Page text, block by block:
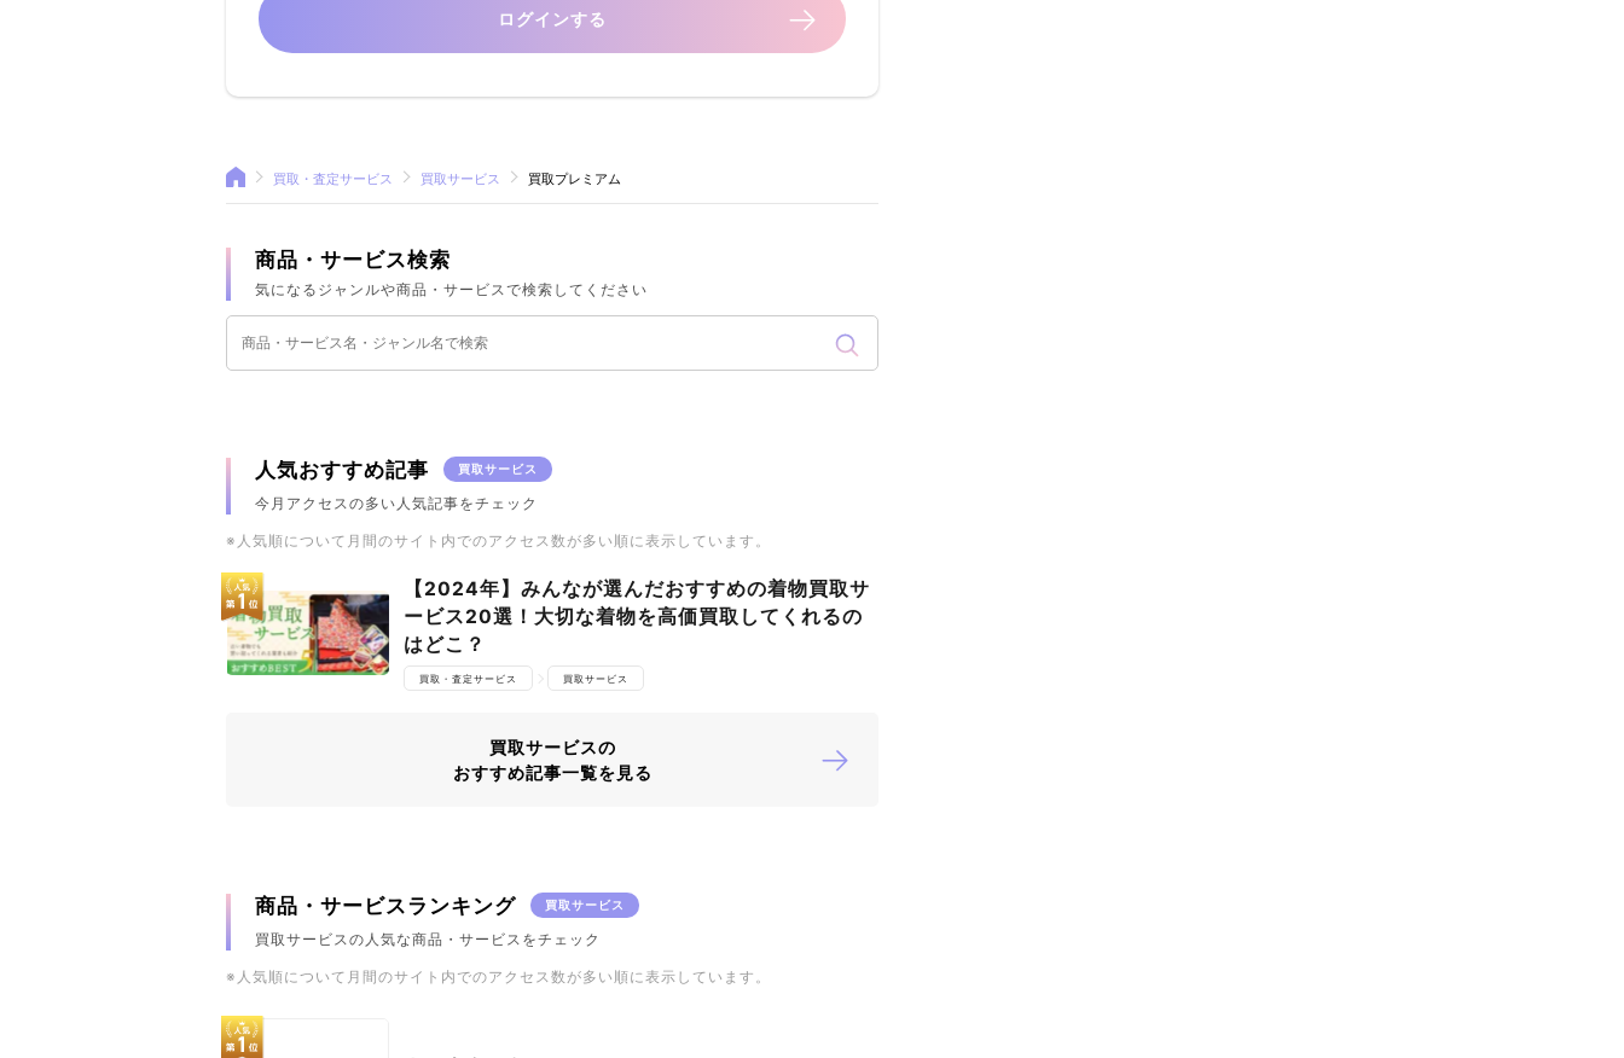
ログインする
買取・査定サービス 買取サービス 買取プレミアム
商品・サービス検索
気になるジャンルや商品・サービスで検索してください
人気おすすめ記事 買取サービス
今月アクセスの多い人気記事をチェック
※人気順について月間のサイト内でのアクセス数が多い順に表示しています。
【2024年】みんなが選んだおすすめの着物買取サ
ービス20選！大切な着物を高価買取してくれるの
はどこ？
買取・査定サービス 買取サービス
買取サービスの
おすすめ記事一覧を見る
商品・サービスランキング 買取サービス
買取サービスの人気な商品・サービスをチェック
※人気順について月間のサイト内でのアクセス数が多い順に表示しています。